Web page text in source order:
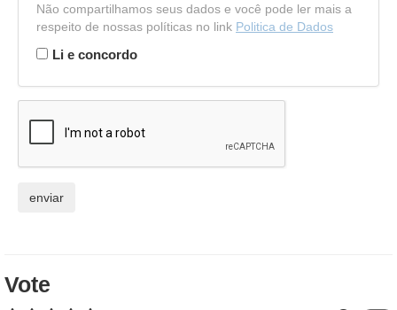
Não compartilhamos seus dados e você pode ler mais a
respeito de nossas políticas no link Politica de Dados
Li e concordo
Vote